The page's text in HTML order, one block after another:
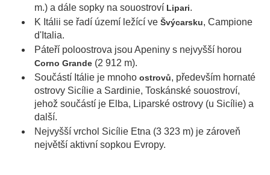
m.) a dále sopky na souostroví Lipari.
K Itálii se řadí území ležící ve Švýcarsku, Campione
d'Italia.
Páteří poloostrova jsou Apeniny s nejvyšší horou
Corno Grande (2 912 m).
Součástí Itálie je mnoho ostrovů, především hornaté
ostrovy Sicílie a Sardinie, Toskánské souostroví,
jehož součástí je Elba, Liparské ostrovy (u Sicílie) a
další.
Nejvyšší vrchol Sicílie Etna (3 323 m) je zároveň
největší aktivní sopkou Evropy.